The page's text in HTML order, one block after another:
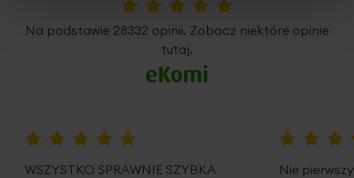
Na podstawie 28332 opinii. Zobacz niektóre opinie
tutaj.
WSZYSTKO SPRAWNIE SZYBKA
Nie